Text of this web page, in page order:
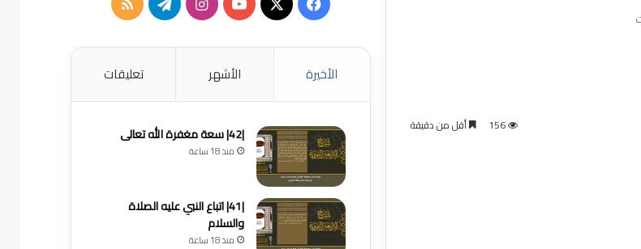
156 أقل من دقيقة
RSS
الأخيرة الأشهر تعليقات
|42| سعة مغفرة الله تعالى
منذ 18 ساعة
|41| اتباع النبي عليه الصلاة
والسلام
منذ 18 ساعة